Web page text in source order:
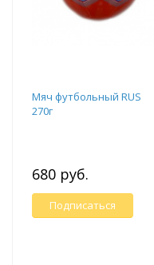
Мяч футбольный RUS
270г
680 руб.
Подписаться